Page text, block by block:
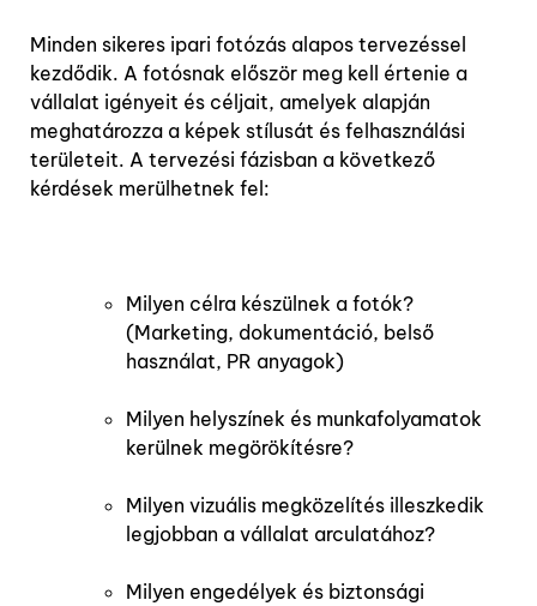
Minden sikeres ipari fotózás alapos tervezéssel
kezdődik. A fotósnak először meg kell értenie a
vállalat igényeit és céljait, amelyek alapján
meghatározza a képek stílusát és felhasználási
területeit. A tervezési fázisban a következő
kérdések merülhetnek fel:
Milyen célra készülnek a fotók?
(Marketing, dokumentáció, belső
használat, PR anyagok)
Milyen helyszínek és munkafolyamatok
kerülnek megörökítésre?
Milyen vizuális megközelítés illeszkedik
legjobban a vállalat arculatához?
Milyen engedélyek és biztonsági